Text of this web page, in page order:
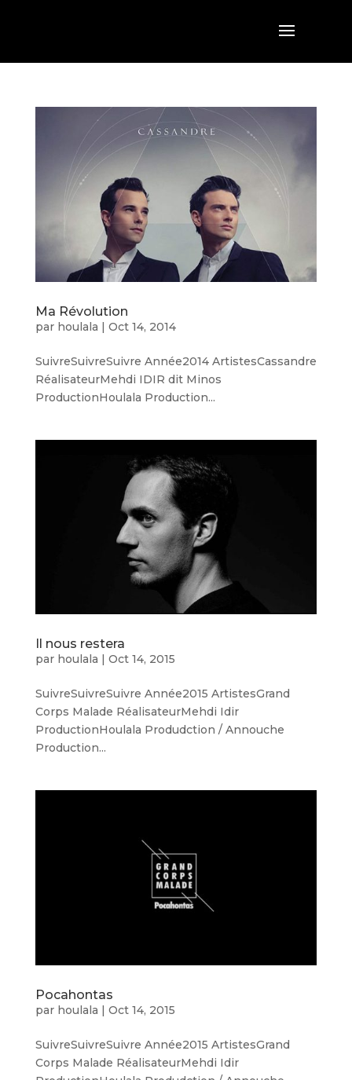
Ma Révolution
par houlala | Oct 14, 2014
SuivreSuivreSuivre Année2014 ArtistesCassandre
RéalisateurMehdi IDIR dit Minos
ProductionHoulala Production...
Il nous restera
par houlala | Oct 14, 2015
SuivreSuivreSuivre Année2015 ArtistesGrand
Corps Malade RéalisateurMehdi Idir
ProductionHoulala Produdction / Annouche
Production...
Pocahontas
par houlala | Oct 14, 2015
SuivreSuivreSuivre Année2015 ArtistesGrand
Corps Malade RéalisateurMehdi Idir